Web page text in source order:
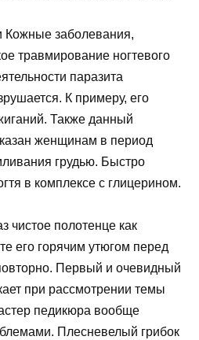
Кожные заболевания,
травмирование ногтевого
паразита
К примеру, его
Также данный
женщинам в период
грудью. Быстро
в комплексе с глицерином.
чистое полотенце как
его горячим утюгом перед
Первый и очевидный
при рассмотрении темы
педикюра вообще
Плесневелый грибок